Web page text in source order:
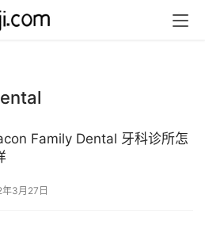
Family Dental 牙科诊所怎
3月27日